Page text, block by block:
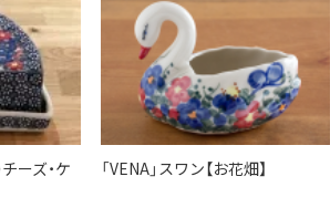
ーズ・ケ
「VENA」スワン【お花畑】